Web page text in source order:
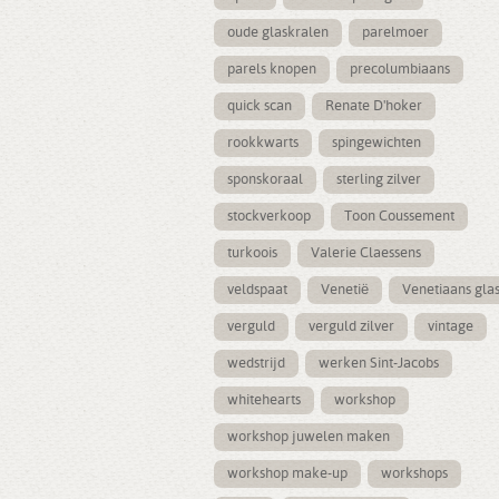
oude glaskralen parelmoer
parels knopen precolumbiaans
quick scan Renate D'hoker
rookkwarts spingewichten
sponskoraal sterling zilver
stockverkoop Toon Coussement
turkoois Valerie Claessens
veldspaat Venetië Venetiaans glas
verguld verguld zilver vintage
wedstrijd werken Sint-Jacobs
whitehearts workshop
workshop juwelen maken
workshop make-up workshops